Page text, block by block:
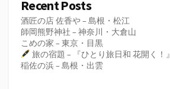
Recent Posts
酒匠の店 佐香や – 島根・松江
師岡熊野神社 – 神奈川・大倉山
こめの家 – 東京・目黒
旅の宿題 – 『ひとり旅日和 花開く！』
稲佐の浜 – 島根・出雲